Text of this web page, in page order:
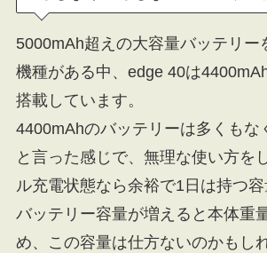
5000mAh超えの大容量バッテリー
機種がある中、edge 40は
搭載しています。
4400mAhのバッテリーは多くもな
と言った感じで、無理な使い方を
ル充電状態なら余裕で1日は持つ容
バッテリー容量が増えると本体重
め、この容量は仕方ないのかもし